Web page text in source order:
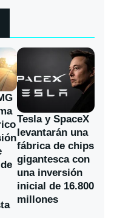
Tesla y SpaceX
levantarán una
fábrica de chips
gigantesca con
una inversión
inicial de 16.800
millones